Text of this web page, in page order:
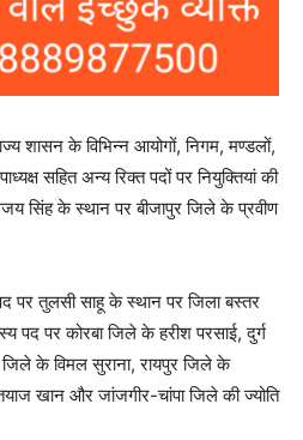
शासन के विभिन्न आयोगों, निगम, मण्डलों,
सहित अन्य रिक्त पदों पर नियुक्तियां की
सिंह के स्थान पर बीजापुर जिले के प्रवीण
पर तुलसी साहू के स्थान पर जिला बस्तर
पद पर कोरबा जिले के हरीश परसाई, दुर्ग
के विमल सुराना, रायपुर जिले के
खान और जांजगीर-चांपा जिले की ज्योति